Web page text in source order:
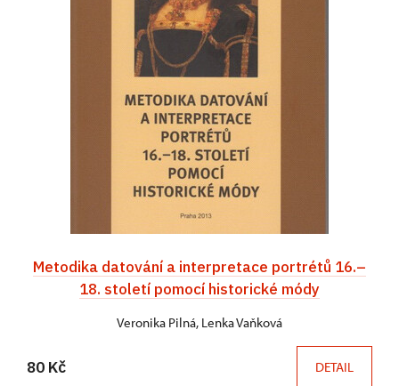
Metodika datování a interpretace portrétů 16.–
18. století pomocí historické módy
Veronika Pilná, Lenka Vaňková
80 Kč DETAIL